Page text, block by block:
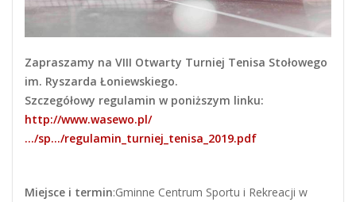
Zapraszamy na VIII Otwarty Turniej Tenisa Stołowego
im. Ryszarda Łoniewskiego.
Szczegółowy regulamin w poniższym linku:
http://www.wasewo.pl/
…/sp…/regulamin_turniej_tenisa_2019.pdf
Miejsce i termin:Gminne Centrum Sportu i Rekreacji w